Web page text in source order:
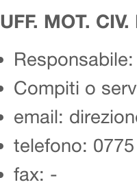
UFF. MOT.
Compiti o
email:
telefono:
fax: -